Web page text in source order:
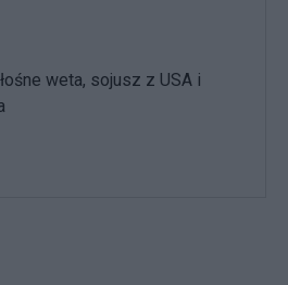
weta, sojusz z USA i